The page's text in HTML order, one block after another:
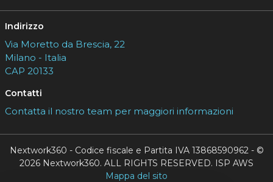
Indirizzo
Via Moretto da Brescia, 22
Milano - Italia
CAP 20133
Contatti
Contatta il nostro team per maggiori informazioni
Nextwork360 - Codice fiscale e Partita IVA 13868590962 - ©
2026 Nextwork360. ALL RIGHTS RESERVED. ISP AWS
Mappa del sito